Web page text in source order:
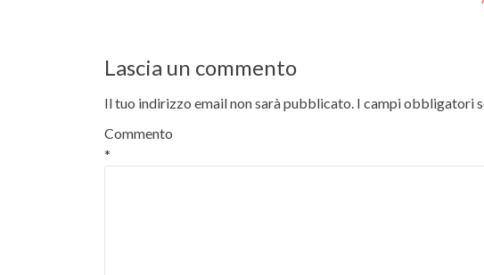
Lascia un commento
Il tuo indirizzo email non sarà pubblicato. I campi obbligatori
Commento
*